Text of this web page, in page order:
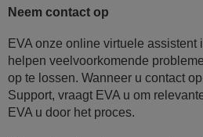
Neem contact op
EVA onze online virtuele assistent
helpen veelvoorkomende
op te lossen. Wanneer u contact
Support, vraagt EVA u om
EVA u door het proces.